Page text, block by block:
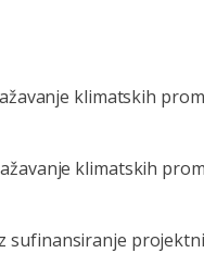
klimatskih
klimatskih
sufinansiranje